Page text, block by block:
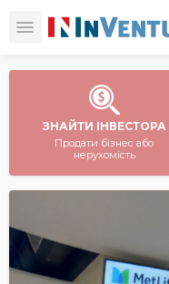
ЗНАЙТИ ІНВЕСТОРА
Продати бізнес або
нерухомість